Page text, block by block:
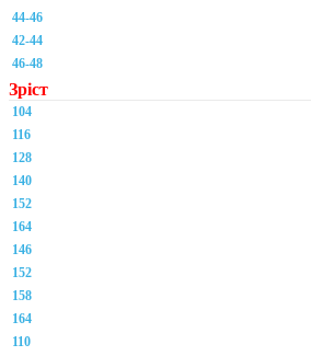
44-46
42-44
46-48
Зріст
104
116
128
140
152
164
146
152
158
164
110